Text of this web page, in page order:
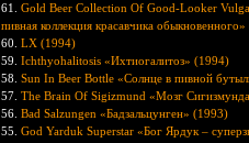
61. Gold Beer Collection Of Good-Looker
пивная коллекция красавчика
60. LX (1994)
59. Ichthyohalitosis «Ихтиогалитоз» (1994)
58. Sun In Beer Bottle «Солнце в пивной
57. The Brain Of Sigizmund «Мозг
56. Bad Salzungen «Бадзальцунген» (1993)
55. God Yarduk Superstar «Бог Ярдук –